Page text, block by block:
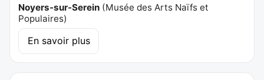
Noyers-sur-Serein (Musée des Arts Naïfs et
Populaires)
En savoir plus